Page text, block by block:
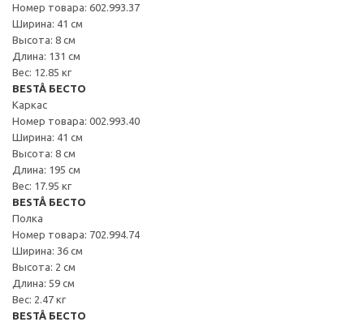
Номер товара: 602.993.37
Ширина: 41 см
Высота: 8 см
Длина: 131 см
Вес: 12.85 кг
BESTÅ БЕСТО
Каркас
Номер товара: 002.993.40
Ширина: 41 см
Высота: 8 см
Длина: 195 см
Вес: 17.95 кг
BESTÅ БЕСТО
Полка
Номер товара: 702.994.74
Ширина: 36 см
Высота: 2 см
Длина: 59 см
Вес: 2.47 кг
BESTÅ БЕСТО